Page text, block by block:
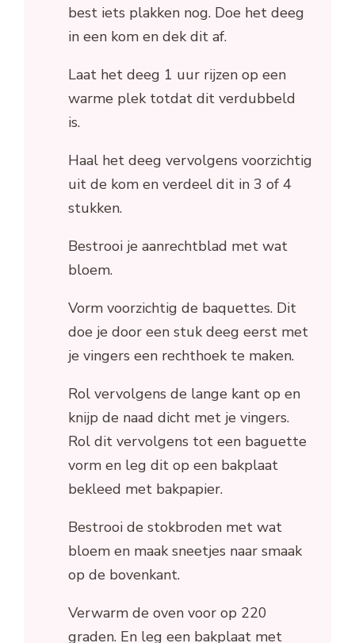
best iets plakken nog. Doe het deeg
in een kom en dek dit af.
Laat het deeg 1 uur rijzen op een
warme plek totdat dit verdubbeld
is.
Haal het deeg vervolgens voorzichtig
uit de kom en verdeel dit in 3 of 4
stukken.
Bestrooi je aanrechtblad met wat
bloem.
Vorm voorzichtig de baquettes. Dit
doe je door een stuk deeg eerst met
je vingers een rechthoek te maken.
Rol vervolgens de lange kant op en
knijp de naad dicht met je vingers.
Rol dit vervolgens tot een baguette
vorm en leg dit op een bakplaat
bekleed met bakpapier.
Bestrooi de stokbroden met wat
bloem en maak sneetjes naar smaak
op de bovenkant.
Verwarm de oven voor op 220
graden. En leg een bakplaat met